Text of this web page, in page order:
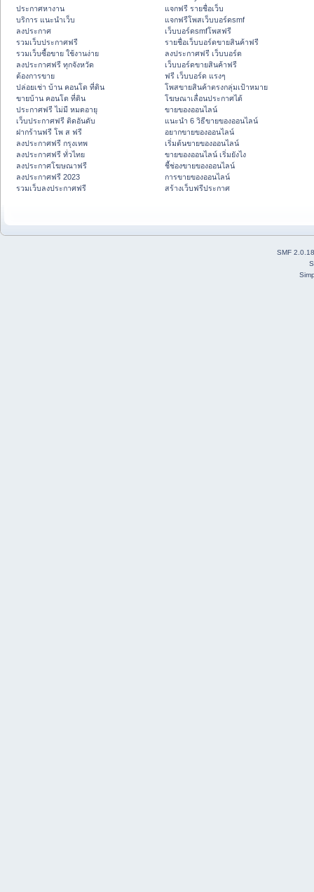
ประกาศหางาน
บริการ แนะนำเว็บ
ลงประกาศ
รวมเว็บประกาศฟรี
รวมเว็บซื้อขาย ใช้งานง่าย
ลงประกาศฟรี ทุกจังหวัด
ต้องการขาย
ปล่อยเช่า บ้าน คอนโด ที่ดิน
ขายบ้าน คอนโด ที่ดิน
ประกาศฟรี ไม่มี หมดอายุ
เว็บประกาศฟรี ติดอันดับ
ฝากร้านฟรี โพ ส ฟรี
ลงประกาศฟรี กรุงเทพ
ลงประกาศฟรี ทั่วไทย
ลงประกาศโฆษณาฟรี
ลงประกาศฟรี 2023
รวมเว็บลงประกาศฟรี
แจกฟรี รายชื่อเว็บ
แจกฟรีโพสเว็บบอร์ดsmf
เว็บบอร์ดsmfโพสฟรี
รายชื่อเว็บบอร์ดขายสินค้าฟรี
ลงประกาศฟรี เว็บบอร์ด
เว็บบอร์ดขายสินค้าฟรี
ฟรี เว็บบอร์ด แรงๆ
โพสขายสินค้าตรงกลุ่มเป้าหมาย
โฆษณาเลื่อนประกาศได้
ขายของออนไลน์
แนะนำ 6 วิธีขายของออนไลน์
อยากขายของออนไลน์
เริ่มต้นขายของออนไลน์
ขายของออนไลน์ เริ่มยังไง
ชี้ช่องขายของออนไลน์
การขายของออนไลน์
สร้างเว็บฟรีประกาศ
SMF 2.0.18